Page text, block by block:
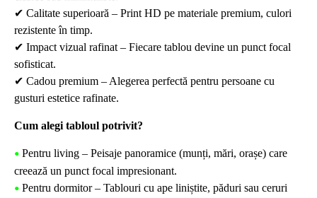
✔ Calitate superioară – Print HD pe materiale premium, culori
rezistente în timp.
✔ Impact vizual rafinat – Fiecare tablou devine un punct focal
sofisticat.
✔ Cadou premium – Alegerea perfectă pentru persoane cu
gusturi estetice rafinate.
Cum alegi tabloul potrivit?
• Pentru living – Peisaje panoramice (munți, mări, orașe) care
creează un punct focal impresionant.
• Pentru dormitor – Tablouri cu ape liniștite, păduri sau ceruri